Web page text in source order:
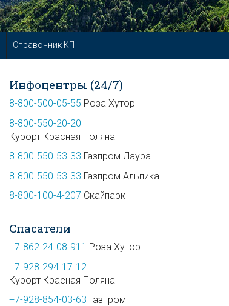
Справочник КП
Инфоцентры (24/7)
8-800-500-05-55 Роза Хутор
8-800-550-20-20
Курорт Красная Поляна
8-800-550-53-33 Газпром Лаура
8-800-550-53-33 Газпром Альпика
8-800-100-4-207 Скайпарк
Спасатели
+7-862-24-08-911 Роза Хутор
+7-928-294-17-12
Курорт Красная Поляна
+7-928-854-03-63 Газпром